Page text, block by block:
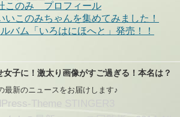
このみ プロフィール
いこのみちゃんを集めてみました！
バム「いろはにほへと」発売！！
子に！激太り画像がすご過ぎる！本名は？
最新のニュースをお届けします♪
Theme STINGER3